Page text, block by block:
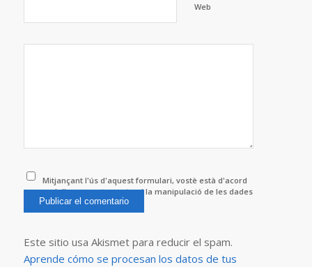
Web
Mitjançant l'ús d'aquest formulari, vostè està d'acord
amb l'emmagatzematge i la manipulació de les dades
per aquest lloc web.*
Este sitio usa Akismet para reducir el spam.
Aprende cómo se procesan los datos de tus